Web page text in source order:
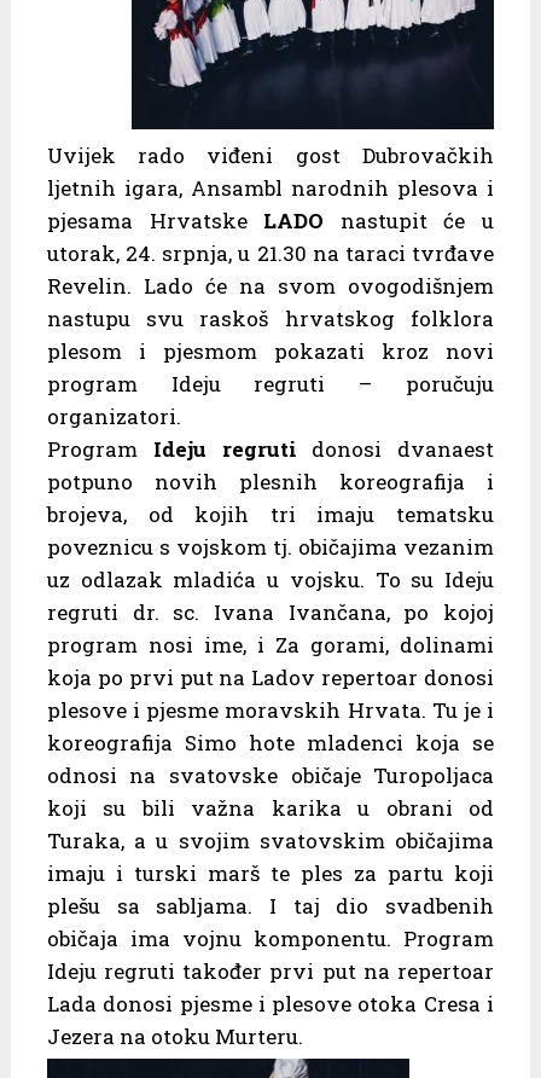
Uvijek rado viđeni gost Dubrovačkih
ljetnih igara, Ansambl narodnih plesova i
pjesama Hrvatske LADO nastupit će u
utorak, 24. srpnja, u 21.30 na taraci tvrđave
Revelin. Lado će na svom ovogodišnjem
nastupu svu raskoš hrvatskog folklora
plesom i pjesmom pokazati kroz novi
program Ideju regruti – poručuju
organizatori.
Program Ideju regruti donosi dvanaest
potpuno novih plesnih koreografija i
brojeva, od kojih tri imaju tematsku
poveznicu s vojskom tj. običajima vezanim
uz odlazak mladića u vojsku. To su Ideju
regruti dr. sc. Ivana Ivančana, po kojoj
program nosi ime, i Za gorami, dolinami
koja po prvi put na Ladov repertoar donosi
plesove i pjesme moravskih Hrvata. Tu je i
koreografija Simo hote mladenci koja se
odnosi na svatovske običaje Turopoljaca
koji su bili važna karika u obrani od
Turaka, a u svojim svatovskim običajima
imaju i turski marš te ples za partu koji
plešu sa sabljama. I taj dio svadbenih
običaja ima vojnu komponentu. Program
Ideju regruti također prvi put na repertoar
Lada donosi pjesme i plesove otoka Cresa i
Jezera na otoku Murteru.